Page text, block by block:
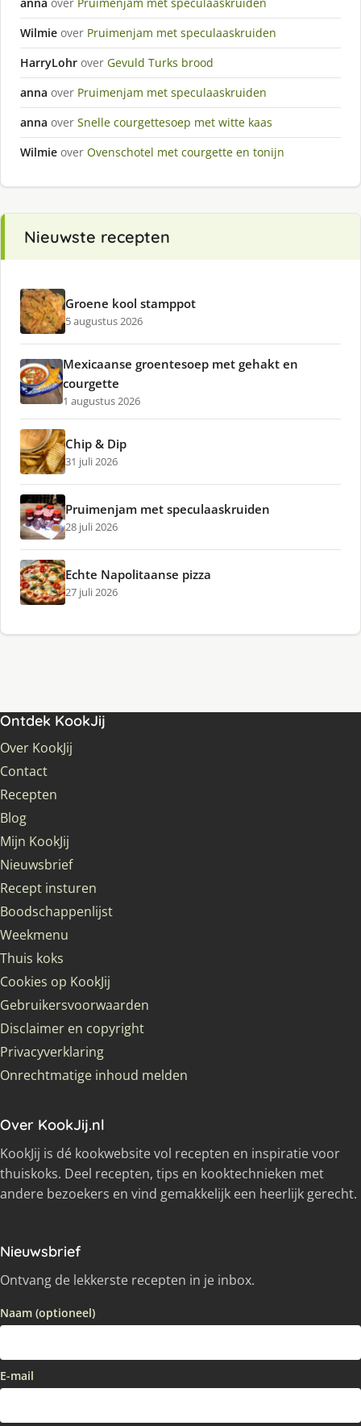
Wilmie over Pruimenjam met speculaaskruiden
HarryLohr over Gevuld Turks brood
anna over Pruimenjam met speculaaskruiden
anna over Snelle courgettesoep met witte kaas
Wilmie over Ovenschotel met courgette en tonijn
Nieuwste recepten
Groene kool stamppot
5 augustus 2026
Mexicaanse groentesoep met gehakt en
courgette
1 augustus 2026
Chip & Dip
31 juli 2026
Pruimenjam met speculaaskruiden
28 juli 2026
Echte Napolitaanse pizza
27 juli 2026
Ontdek KookJij
Over KookJij
Contact
Recepten
Blog
Mijn KookJij
Nieuwsbrief
Recept insturen
Boodschappenlijst
Weekmenu
Thuis koks
Cookies op KookJij
Gebruikersvoorwaarden
Disclaimer en copyright
Privacyverklaring
Onrechtmatige inhoud melden
Over KookJij.nl
KookJij is dé kookwebsite vol recepten en inspiratie voor
thuiskoks. Deel recepten, tips en kooktechnieken met
andere bezoekers en vind gemakkelijk een heerlijk gerecht.
Nieuwsbrief
Ontvang de lekkerste recepten in je inbox.
Naam (optioneel)
E-mail